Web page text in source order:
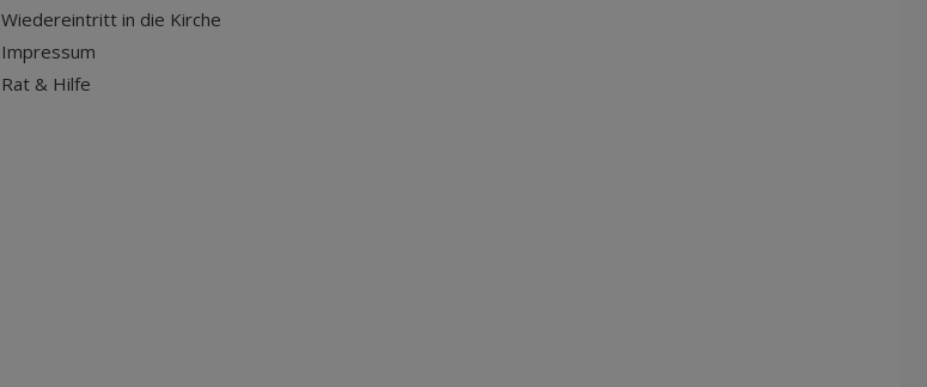
Wiedereintritt in die Kirche
Impressum
Rat & Hilfe